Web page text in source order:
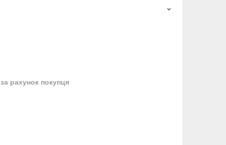
за рахунок покупця